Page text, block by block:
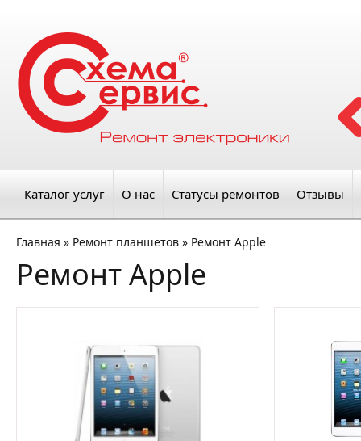
Каталог услуг О нас Статусы ремонтов Отзывы
Главная » Ремонт планшетов » Ремонт Apple
Ремонт Apple